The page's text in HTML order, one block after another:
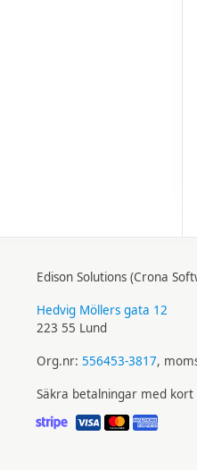
Edison Solutions (Crona
Hedvig Möllers gata 12
223 55 Lund
Org.nr: 556453-3817,
Säkra betalningar med